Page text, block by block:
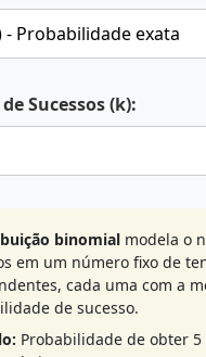
Sucessos (k):
binomial modela o
em um número fixo de
cada uma com a
de sucesso.
Probabilidade de obter